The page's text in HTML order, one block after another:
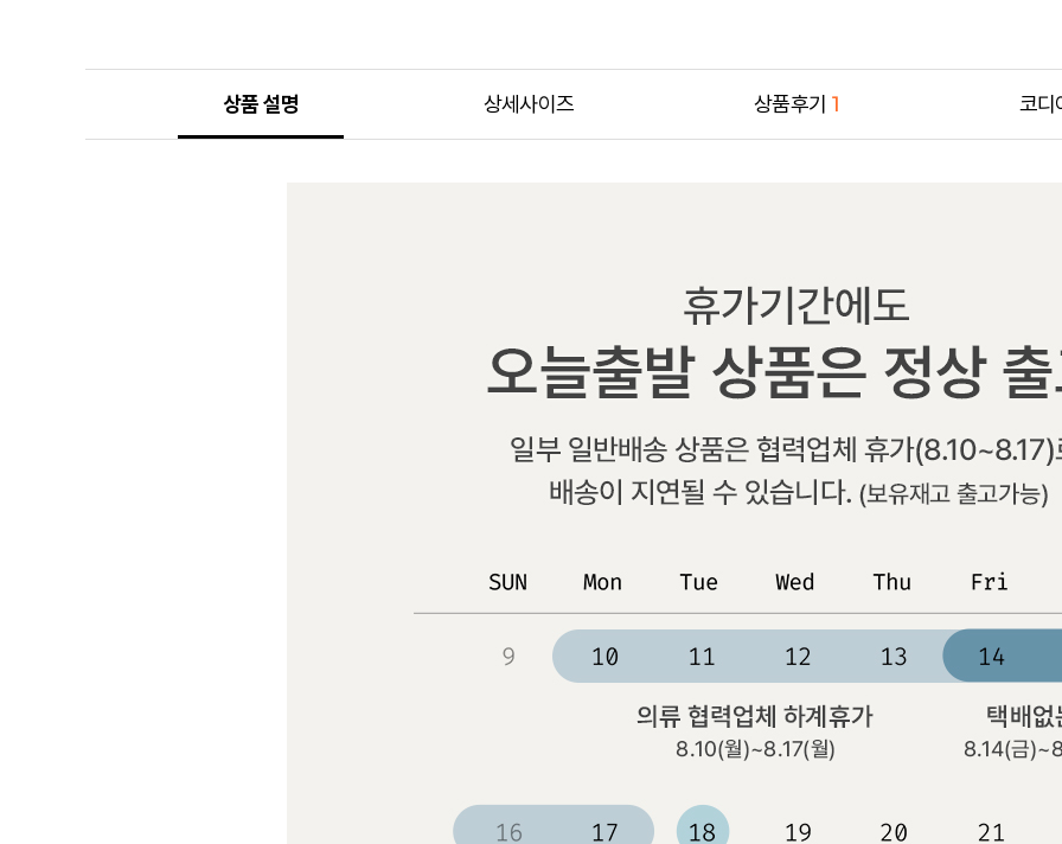
상품 설명 상세사이즈 상품후기 1 코디